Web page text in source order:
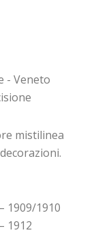
- Veneto
mistilinea
1909/1910
1912